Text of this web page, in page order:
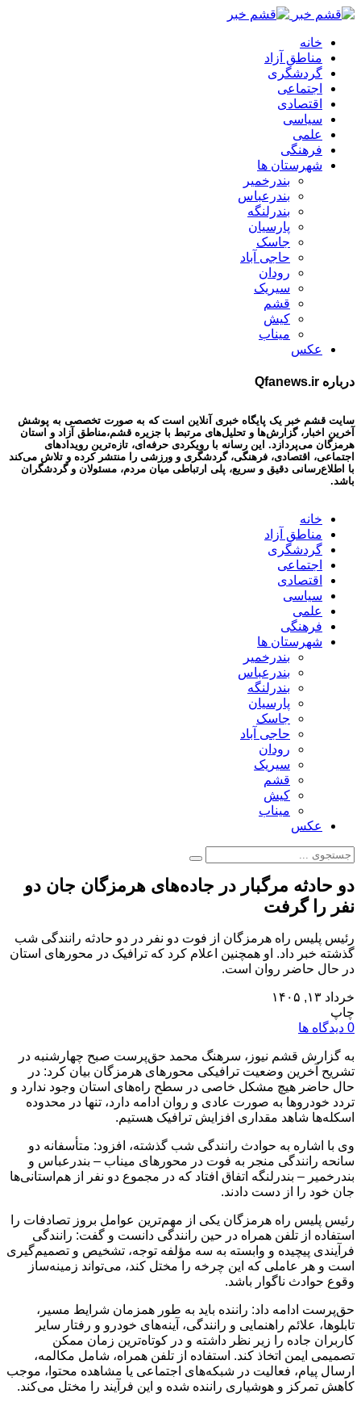
خانه
مناطق آزاد
گردشگری
اجتماعی
اقتصادی
سیاسی
علمی
فرهنگی
شهرستان ها
بندرخمیر
بندرعباس
بندرلنگه
پارسیان
جاسک
حاجی آباد
رودان
سیریک
قشم
کیش
میناب
عکس
درباره Qfanews.ir
سایت قشم خبر یک پایگاه خبری آنلاین است که به صورت تخصصی به پوشش
آخرین اخبار، گزارش‌ها و تحلیل‌های مرتبط با جزیره قشم،مناطق آزاد و استان
هرمزگان می‌پردازد. این رسانه با رویکردی حرفه‌ای، تازه‌ترین رویدادهای
اجتماعی، اقتصادی، فرهنگی، گردشگری و ورزشی را منتشر کرده و تلاش می‌کند
با اطلاع‌رسانی دقیق و سریع، پلی ارتباطی میان مردم، مسئولان و گردشگران
باشد.
خانه
مناطق آزاد
گردشگری
اجتماعی
اقتصادی
سیاسی
علمی
فرهنگی
شهرستان ها
بندرخمیر
بندرعباس
بندرلنگه
پارسیان
جاسک
حاجی آباد
رودان
سیریک
قشم
کیش
میناب
عکس
دو حادثه مرگبار در جاده‌های هرمزگان جان دو
نفر را گرفت
رئیس پلیس راه هرمزگان از فوت دو نفر در دو حادثه رانندگی شب
گذشته خبر داد. او همچنین اعلام کرد که ترافیک در محورهای استان
در حال حاضر روان است.
خرداد ۱۳, ۱۴۰۵
چاپ
0 دیدگاه ها
به گزارش قشم نیوز، سرهنگ محمد حق‌پرست صبح چهارشنبه در
تشریح آخرین وضعیت ترافیکی محورهای هرمزگان بیان کرد: در
حال حاضر هیچ مشکل خاصی در سطح راه‌های استان وجود ندارد و
تردد خودروها به صورت عادی و روان ادامه دارد، تنها در محدوده
اسکله‌ها شاهد مقداری افزایش ترافیک هستیم.
وی با اشاره به حوادث رانندگی شب گذشته، افزود: متأسفانه دو
سانحه رانندگی منجر به فوت در محورهای میناب – بندرعباس و
بندرخمیر – بندرلنگه اتفاق افتاد که در مجموع دو نفر از هم‌استانی‌ها
جان خود را از دست دادند.
رئیس پلیس راه هرمزگان یکی از مهم‌ترین عوامل بروز تصادفات را
استفاده از تلفن همراه در حین رانندگی دانست و گفت: رانندگی
فرآیندی پیچیده و وابسته به سه مؤلفه توجه، تشخیص و تصمیم‌گیری
است و هر عاملی که این چرخه را مختل کند، می‌تواند زمینه‌ساز
وقوع حوادث ناگوار باشد.
حق‌پرست ادامه داد: راننده باید به طور همزمان شرایط مسیر،
تابلوها، علائم راهنمایی و رانندگی، آینه‌های خودرو و رفتار سایر
کاربران جاده را زیر نظر داشته و در کوتاه‌ترین زمان ممکن
تصمیمی ایمن اتخاذ کند. استفاده از تلفن همراه، شامل مکالمه،
ارسال پیام، فعالیت در شبکه‌های اجتماعی یا مشاهده محتوا، موجب
کاهش تمرکز و هوشیاری راننده شده و این فرآیند را مختل می‌کند.